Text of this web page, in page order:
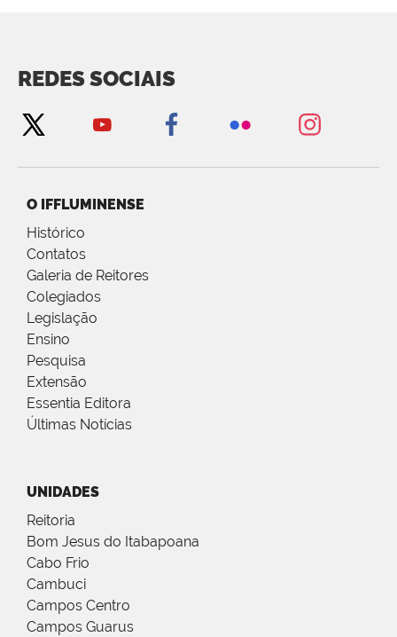
REDES SOCIAIS
O IFFLUMINENSE
Histórico
Contatos
Galeria de Reitores
Colegiados
Legislação
Ensino
Pesquisa
Extensão
Essentia Editora
Últimas Notícias
UNIDADES
Reitoria
Bom Jesus do Itabapoana
Cabo Frio
Cambuci
Campos Centro
Campos Guarus